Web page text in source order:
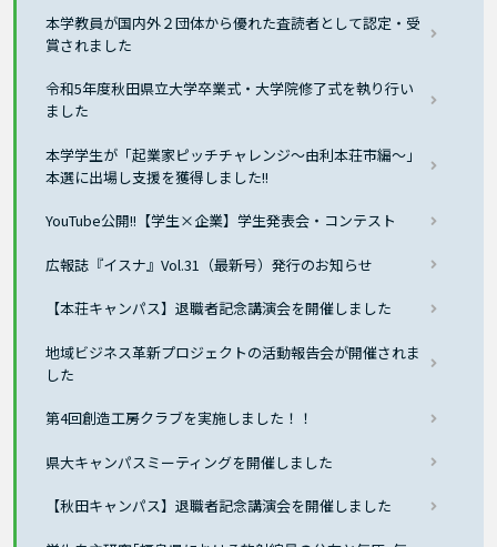
本学教員が国内外２団体から優れた査読者として認定・受
賞されました
令和5年度秋田県立大学卒業式・大学院修了式を執り行い
ました
本学学生が「起業家ピッチチャレンジ～由利本荘市編～」
本選に出場し支援を獲得しました!!
YouTube公開!!【学生×企業】学生発表会・コンテスト
広報誌『イスナ』Vol.31（最新号）発行のお知らせ
【本荘キャンパス】退職者記念講演会を開催しました
地域ビジネス革新プロジェクトの活動報告会が開催されま
した
第4回創造工房クラブを実施しました！！
県大キャンパスミーティングを開催しました
【秋田キャンパス】退職者記念講演会を開催しました